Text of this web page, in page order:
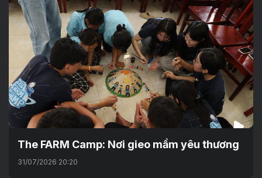
The FARM Camp: Nơi gieo mầm yêu thương
31/07/2026 20:20